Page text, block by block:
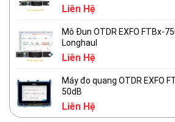
Liên Hệ
Mô Đun OTDR EXFO FTBx-
Longhaul
Liên Hệ
Máy đo quang OTDR EXFO
50dB
Liên Hệ